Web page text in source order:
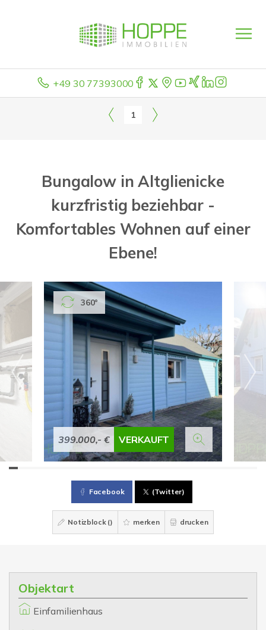
+49 30 77393000
1
Bungalow in Altglienicke
kurzfristig beziehbar -
Komfortables Wohnen auf einer
Ebene!
399.000,- € VERKAUFT
360°
Facebook (Twitter)
Notizblock () merken drucken
Objektart
Einfamilienhaus